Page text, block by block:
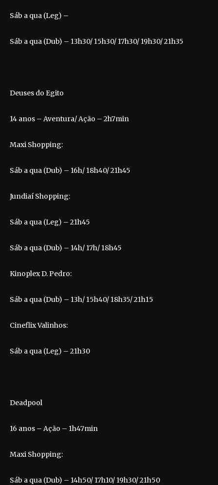
Sáb a qua (Leg) –
Sáb a qua (Dub) – 13h30/ 15h30/ 17h30/ 19h30/ 21h35
Deuses do Egito
14 anos – Aventura/ Ação – 2h7min
Maxi Shopping:
Sáb a qua (Dub) – 16h/ 18h40/ 21h45
Jundiaí Shopping:
Sáb a qua (Leg) – 21h45
Sáb a qua (Dub) – 14h/ 17h/ 18h45
Kinoplex D. Pedro:
Sáb a qua (Dub) – 13h/ 15h40/ 18h35/ 21h15
Cineflix Valinhos:
Sáb a qua (Leg) – 21h30
Deadpool
16 anos – Ação – 1h47min
Maxi Shopping:
Sáb a qua (Dub) – 14h50/ 17h10/ 19h30/ 21h50